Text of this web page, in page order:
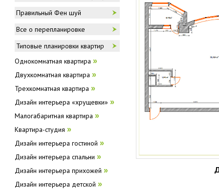
Правильный Фен шуй
Все о перепланировке
Типовые планировки квартир
Однокомнатная квартира »
Двухкомнатная квартира »
Трехкомнатная квартира »
Дизайн интерьера «хрущевки» »
Малогабаритная квартира »
Квартира-студия »
Дизайн интерьера гостиной »
Дизайн интерьера спальни »
Дизайн интерьера прихожей »
Дизайн интерьера детской »